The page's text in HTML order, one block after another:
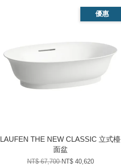
優惠
LAUFEN THE NEW CLASSIC 立式檯
面盆
NT$ 67,700NT$ 40,620